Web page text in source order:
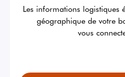
Les informations logistiques
géographique de votre
vous